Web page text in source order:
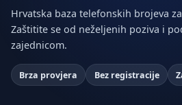
Hrvatska baza telefonskih brojeva
Zaštitite se od neželjenih poziva i
zajednicom.
Brza provjera Bez registracije